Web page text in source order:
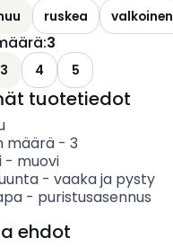
ruskea valkoinen
:3
3 4 5
tuotetiedot
määrä- 3
- muovi
- vaaka ja pysty
- puristusasennus
ehdot